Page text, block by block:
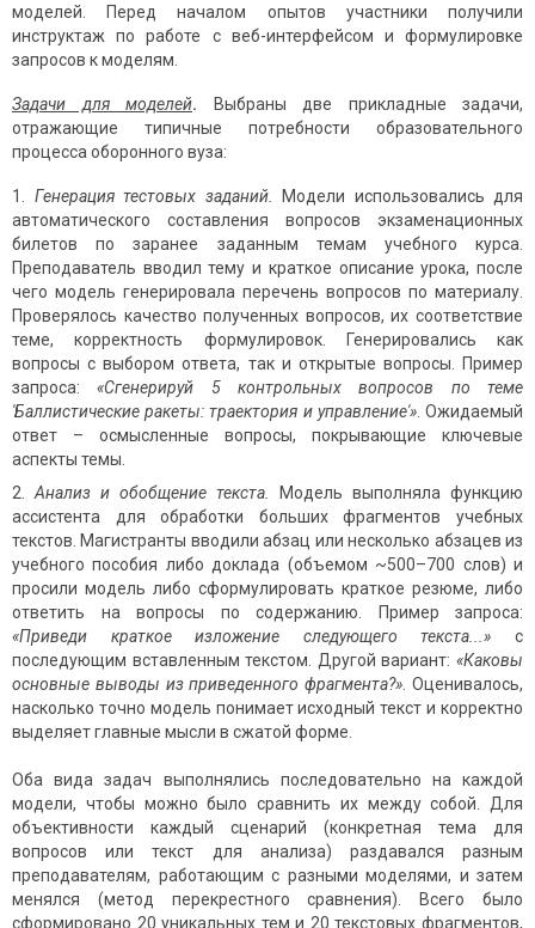
моделей. Перед началом опытов участники получили
инструктаж по работе с веб-интерфейсом и формулировке
запросов к моделям.
Задачи для моделей. Выбраны две прикладные задачи,
отражающие типичные потребности образовательного
процесса оборонного вуза:
Генерация тестовых заданий.
Модели использовались для
автоматического составления вопросов экзаменационных
билетов по заранее заданным темам учебного курса.
Преподаватель вводил тему и краткое описание урока, после
чего модель генерировала перечень вопросов по материалу.
Проверялось качество полученных вопросов, их соответствие
теме, корректность формулировок. Генерировались как
вопросы с выбором ответа, так и открытые вопросы. Пример
запроса:«Сгенерируй 5 контрольных вопросов по теме
'Баллистические ракеты: траектория и управление'». Ожидаемый
ответ – осмысленные вопросы, покрывающие ключевые
аспекты темы.
Анализ и обобщение текста.
Модель выполняла функцию
ассистента для обработки больших фрагментов учебных
текстов. Магистранты вводили абзац или несколько абзацев из
учебного пособия либо доклада (объемом ~500–700 слов) и
просили модель либо сформулировать краткое резюме, либо
ответить на вопросы по содержанию. Пример запроса:
«Приведи краткое изложение следующего текста...» с
последующим вставленным текстом. Другой вариант: «Каковы
основные выводы из приведенного фрагмента?» . Оценивалось,
насколько точно модель понимает исходный текст и корректно
выделяет главные мысли в сжатой форме.
Оба вида задач выполнялись последовательно на каждой
модели, чтобы можно было сравнить их между собой. Для
объективности каждый сценарий (конкретная тема для
вопросов или текст для анализа) раздавался разным
преподавателям, работающим с разными моделями, и затем
менялся (метод перекрестного сравнения). Всего было
сформировано 20 уникальных тем и 20 текстовых фрагментов,